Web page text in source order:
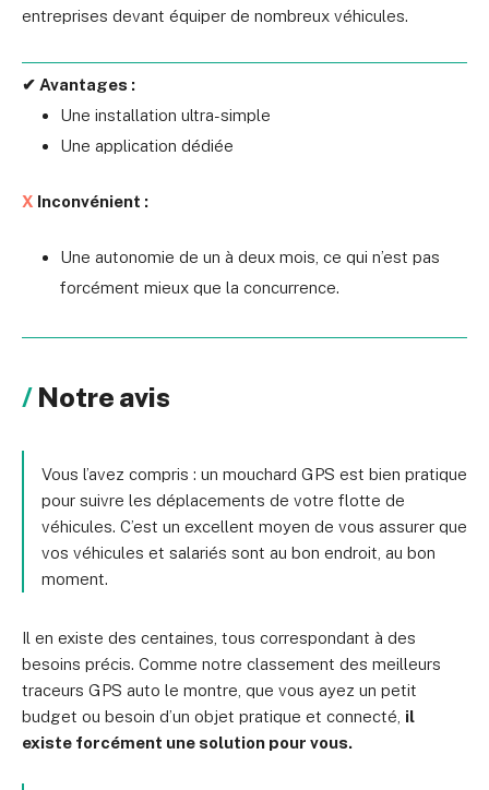
entreprises devant équiper de nombreux véhicules.
✔ Avantages :
Une installation ultra-simple
Une application dédiée
X Inconvénient :
Une autonomie de un à deux mois, ce qui n’est pas
forcément mieux que la concurrence.
Notre avis
Vous l’avez compris : un mouchard GPS est bien pratique
pour suivre les déplacements de votre flotte de
véhicules. C’est un excellent moyen de vous assurer que
vos véhicules et salariés sont au bon endroit, au bon
moment.
Il en existe des centaines, tous correspondant à des
besoins précis. Comme notre classement des meilleurs
traceurs GPS auto le montre, que vous ayez un petit
budget ou besoin d’un objet pratique et connecté, il
existe forcément une solution pour vous.